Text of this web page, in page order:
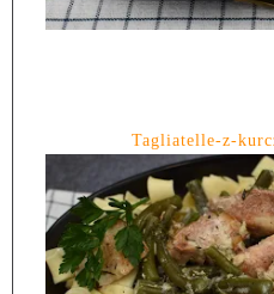
Tagliatelle-z-